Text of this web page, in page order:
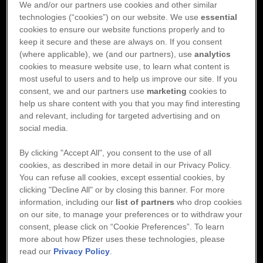
la in
yers Squibbs eller
Så här går du
en
ation:
Reklamation: om du
direkt på
Myers Squibb på
Dosering
Inför kirurgi
Laboratorieövervakning
Biverkningar
Hur byter jag?
Konvertering
Biverkningar
We and/or our partners use cookies and other similar
technologies (“cookies”) on our website. We useessential
cookies to ensure our website functions properly and to
keep it secure and these are always on. If you consent
(where applicable), we (and our partners), useanalytics
cookies to measure website use, to learn what content is
most useful to users and to help us improve our site. If you
consent, we and our partners use marketing cookies to
help us share content with you that you may find interesting
and relevant, including for targeted advertising and on
social media.
By clicking "Accept All", you consent to the use of all
cookies, as described in more detail in our Privacy Policy.
You can refuse all cookies, except essential cookies, by
clicking "Decline All" or by closing this banner. For more
information, including our list of partners who drop cookies
on our site, to manage your preferences or to withdraw your
consent, please click on “Cookie Preferences”. To learn
more about how Pfizer uses these technologies, please
read our Privacy Policy.